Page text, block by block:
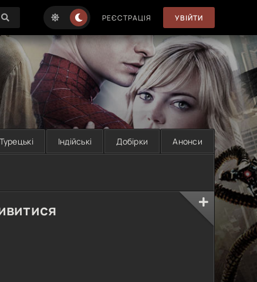
РЕЄСТРАЦІЯ УВІЙТИ
Турецькі Індійські Добірки Анонси